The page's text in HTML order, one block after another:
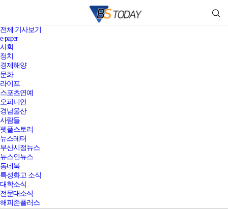
전체 기사보기
e-paper
사회
정치
경제해양
문화
라이프
스포츠연예
오피니언
경남울산
사람들
펫플스토리
뉴스레터
부산시정뉴스
뉴스인뉴스
동네북
특성화고 소식
대학소식
전문대소식
해피존플러스